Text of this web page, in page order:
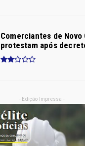
Comerciantes de Novo
protestam após
- Edição Impressa -